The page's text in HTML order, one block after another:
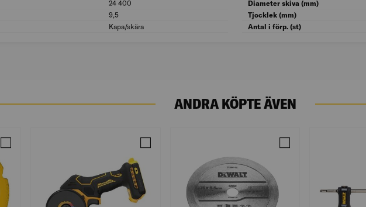
24 400
Max. varvtal (Rpm): 24 400
9,5
Diameter hål (mm): 9,5
Kapa/skära Tillämpning: Kapa/skära
Diameter skiva (mm)
Tjocklek (mm)
Antal i förp. (st)
ANDRA KÖPTE ÄVEN
Jämför KAPSKIVA DT20590-QZ 76MMJämför VINKELSLIP MULTI DCS438N-XJ XR SOLO 76MM 18V
Jämför KAPSKIVA